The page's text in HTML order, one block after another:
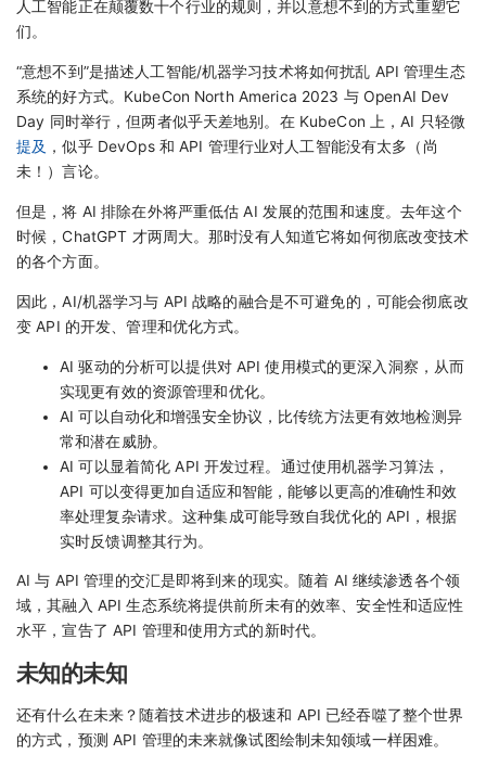
人工智能正在颠覆数十个行业的规则，并以意想不到的方式重塑它
们。
“意想不到”是描述人工智能/机器学习技术将如何扰乱 API 管理生态
系统的好方式。KubeCon North America 2023 与 OpenAI Dev
Day 同时举行，但两者似乎天差地别。在 KubeCon 上，AI 只轻微
提及 ，似乎 DevOps 和 API 管理行业对人工智能没有太多（尚
未！）言论。
但是，将 AI 排除在外将严重低估 AI 发展的范围和速度。去年这个
时候，ChatGPT 才两周大。那时没有人知道它将如何彻底改变技术
的各个方面。
因此，AI/机器学习与 API 战略的融合是不可避免的，可能会彻底改
变 API 的开发、管理和优化方式。
AI 驱动的分析可以提供对 API 使用模式的更深入洞察，从而
实现更有效的资源管理和优化。
AI 可以自动化和增强安全协议，比传统方法更有效地检测异
常和潜在威胁。
AI 可以显着简化 API 开发过程。通过使用机器学习算法，
API 可以变得更加自适应和智能，能够以更高的准确性和效
率处理复杂请求。这种集成可能导致自我优化的 API，根据
实时反馈调整其行为。
AI 与 API 管理的交汇是即将到来的现实。随着 AI 继续渗透各个领
域，其融入 API 生态系统将提供前所未有的效率、安全性和适应性
水平，宣告了 API 管理和使用方式的新时代。
未知的未知
还有什么在未来？随着技术进步的极速和 API 已经吞噬了整个世界
的方式，预测 API 管理的未来就像试图绘制未知领域一样困难。